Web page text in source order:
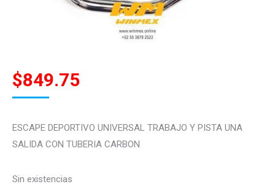
$849.75
ESCAPE DEPORTIVO UNIVERSAL TRABAJO Y PISTA UNA
SALIDA CON TUBERIA CARBON
Sin existencias